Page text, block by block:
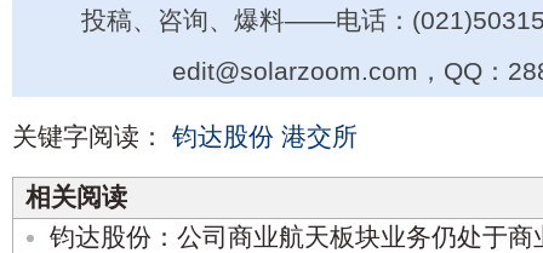
投稿、咨询、爆料——电话：
edit@solarzoom.com，QQ：
关键字阅读： 钧达股份 港交所
相关阅读
钧达股份：公司商业航天板块业务仍处于商